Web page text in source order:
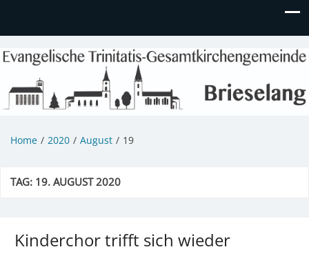
Evangelische Kirchengemeinde
Brieselang
Informationen zu Veranstaltungen, Gemeindeleben und
unserem Kindergarten
Home 2020 August 19
TAG: 19. AUGUST 2020
Kinderchor trifft sich wieder